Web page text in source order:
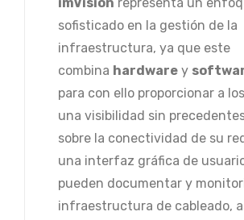
imVision representa un
sofisticado en la gestión de la
infraestructura, ya que este
combina hardware y
para con ello proporcionar a
una visibilidad sin
sobre la conectividad de su
una interfaz gráfica de
pueden documentar y
infraestructura de cableado,